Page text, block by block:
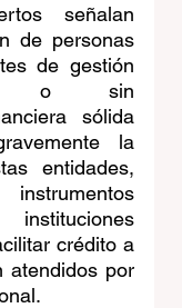
señalan
de personas
de gestión
o sin
sólida
la
entidades,
crédito a
atendidos por